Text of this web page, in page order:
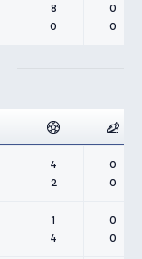
8
0
0
0
4
2
0
0
1
4
0
0